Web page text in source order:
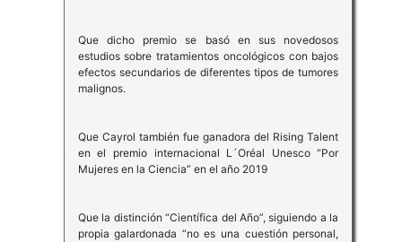
Que dicho premio se basó en sus novedosos
estudios sobre tratamientos oncológicos con bajos
efectos secundarios de diferentes tipos de tumores
malignos.
Que Cayrol también fue ganadora del Rising Talent
en el premio internacional L´Oréal Unesco “Por
Mujeres en la Ciencia” en el año 2019
Que la distinción “Científica del Año”, siguiendo a la
propia galardonada “no es una cuestión personal,